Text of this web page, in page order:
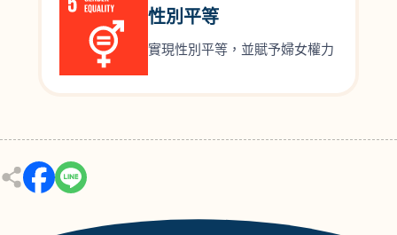
性別平等
實現性別平等，並賦予婦女權力